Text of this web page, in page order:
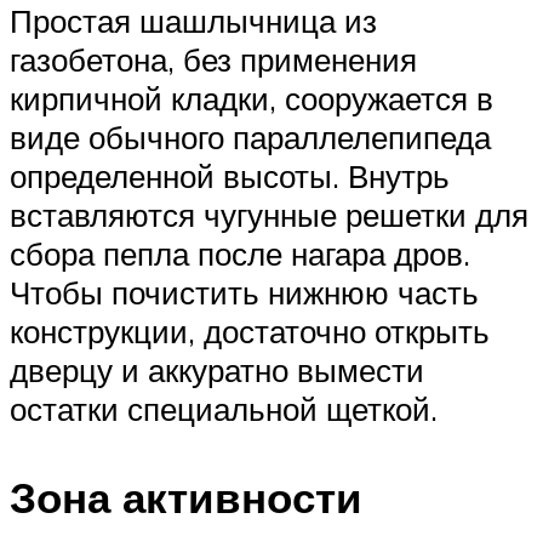
Простая шашлычница из
газобетона, без применения
кирпичной кладки, сооружается в
виде обычного параллелепипеда
определенной высоты. Внутрь
вставляются чугунные решетки для
сбора пепла после нагара дров.
Чтобы почистить нижнюю часть
конструкции, достаточно открыть
дверцу и аккуратно вымести
остатки специальной щеткой.
Зона активности